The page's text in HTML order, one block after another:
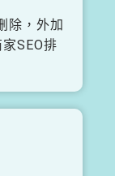
除，外加
SEO排